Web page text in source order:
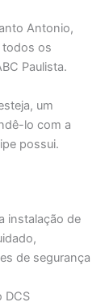
Antonio,
todos os
Paulista.
um
lo com a
possui.
instalação de
de segurança
DCS